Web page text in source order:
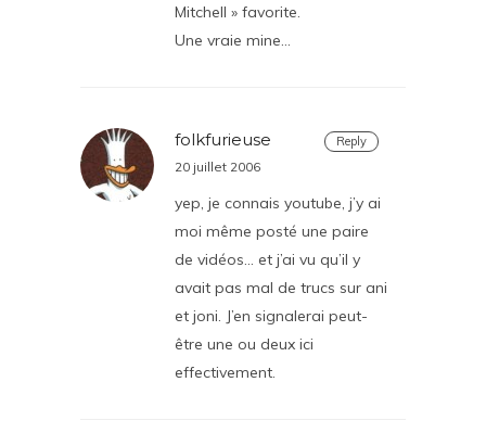
Mitchell » favorite.
Une vraie mine…
Reply
folkfurieuse
20 juillet 2006
yep, je connais youtube, j’y ai
moi même posté une paire
de vidéos… et j’ai vu qu’il y
avait pas mal de trucs sur ani
et joni. J’en signalerai peut-
être une ou deux ici
effectivement.